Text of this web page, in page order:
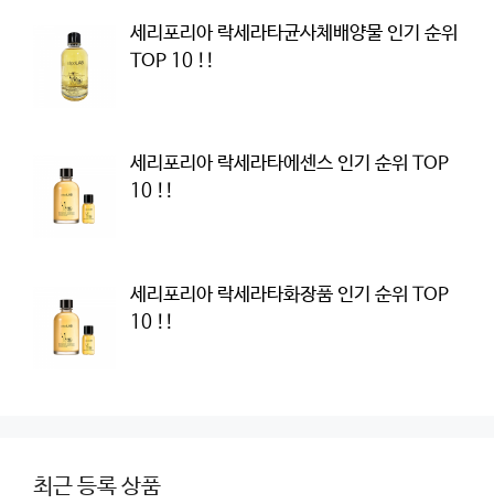
세리포리아 락세라타균사체배양물 인기 순위
TOP 10 !!
세리포리아 락세라타에센스 인기 순위 TOP
10 !!
세리포리아 락세라타화장품 인기 순위 TOP
10 !!
최근 등록 상품